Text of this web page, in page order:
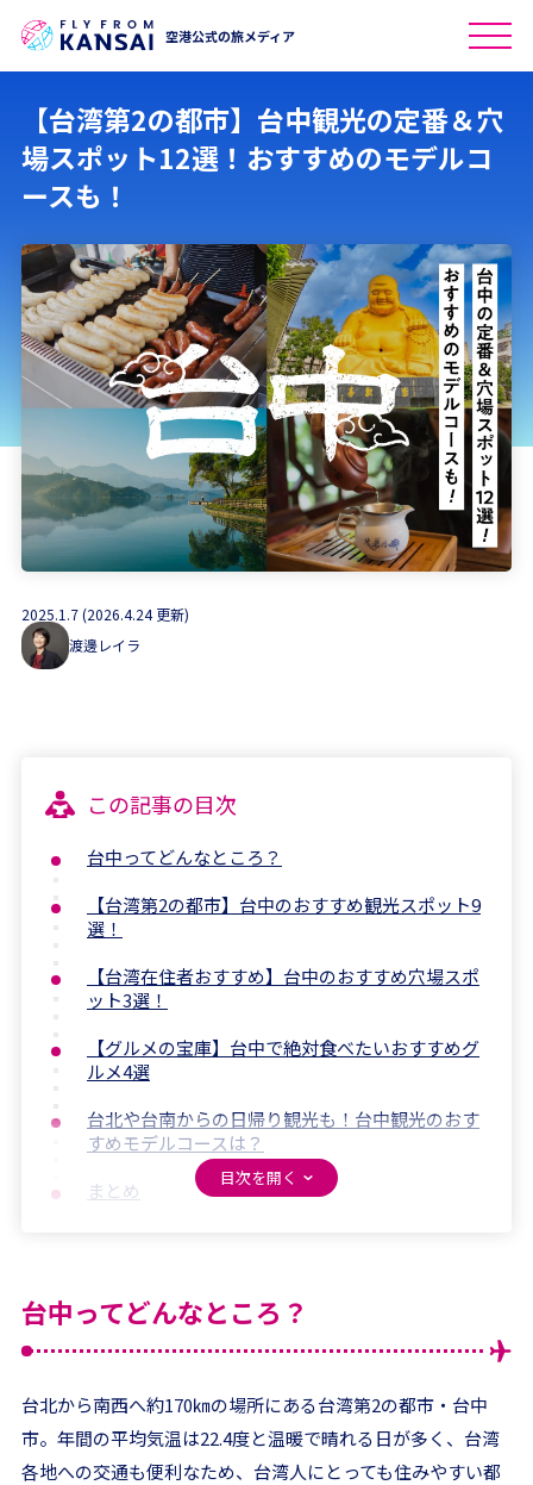
空港公式の旅メディア
【台湾第2の都市】台中観光の定番＆穴
場スポット12選！おすすめのモデルコ
ースも！
2025.1.7 (2026.4.24 更新)
渡邊レイラ
この記事の目次
台中ってどんなところ？
【台湾第2の都市】台中のおすすめ観光スポット9
選！
【台湾在住者おすすめ】台中のおすすめ穴場スポ
ット3選！
【グルメの宝庫】台中で絶対食べたいおすすめグ
ルメ4選
台北や台南からの日帰り観光も！台中観光のおす
すめモデルコースは？
まとめ
台中ってどんなところ？
台北から南西へ約170㎞の場所にある台湾第2の都市・台中
市。年間の平均気温は22.4度と温暖で晴れる日が多く、台湾
各地への交通も便利なため、台湾人にとっても住みやすい都